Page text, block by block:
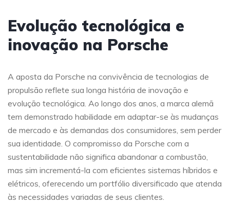
Evolução tecnológica e
inovação na Porsche
A aposta da Porsche na convivência de tecnologias de
propulsão reflete sua longa história de inovação e
evolução tecnológica. Ao longo dos anos, a marca alemã
tem demonstrado habilidade em adaptar-se às mudanças
de mercado e às demandas dos consumidores, sem perder
sua identidade. O compromisso da Porsche com a
sustentabilidade não significa abandonar a combustão,
mas sim incrementá-la com eficientes sistemas híbridos e
elétricos, oferecendo um portfólio diversificado que atenda
às necessidades variadas de seus clientes.